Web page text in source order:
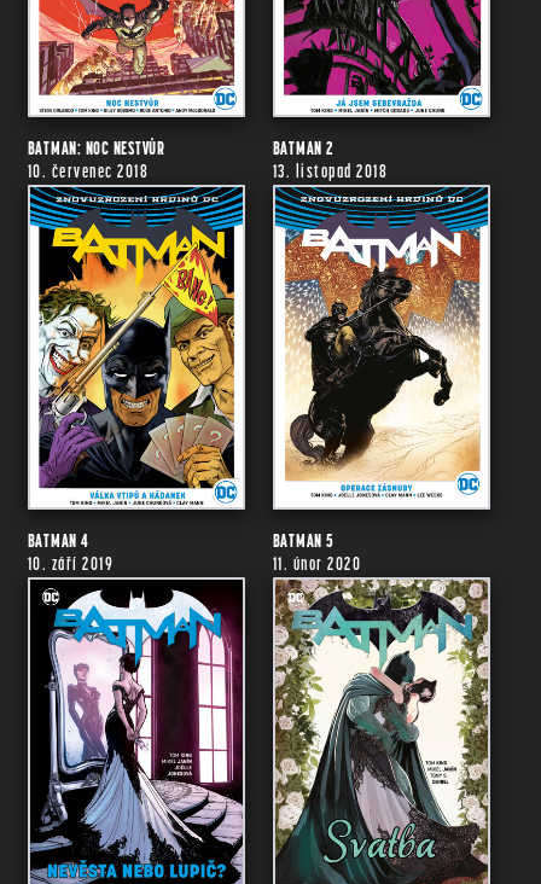
BATMAN: NOC NESTVŮR
10. červenec 2018
BATMAN 2
13. listopad 2018
BATMAN 4
10. září 2019
BATMAN 5
11. únor 2020